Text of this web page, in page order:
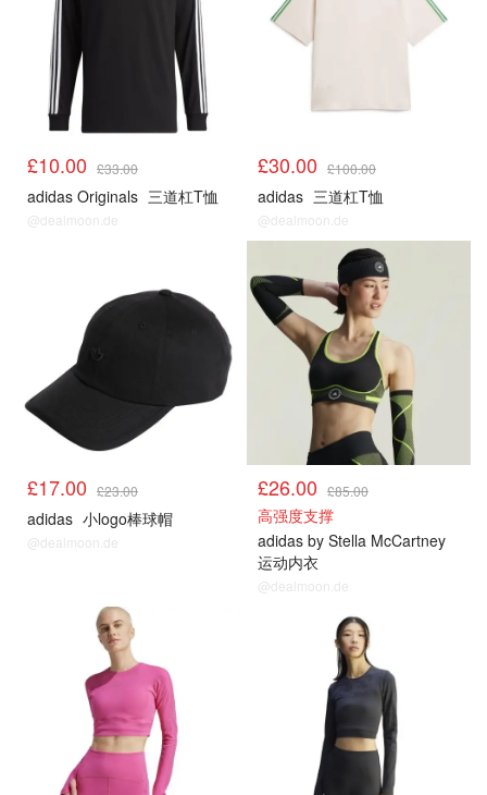
£10.00 £33.00
adidas Originals 三道杠T恤
@dealmoon.de
£30.00 £100.00
adidas 三道杠T恤
@dealmoon.de
£17.00 £23.00
adidas 小logo棒球帽
@dealmoon.de
£26.00 £85.00
高强度支撑
adidas by Stella McCartney
运动内衣
@dealmoon.de